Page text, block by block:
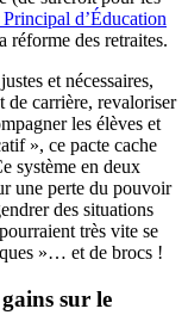
d’Éducation
réforme des retraites.
et nécessaires,
de carrière, revaloriser
les élèves et
», ce pacte cache
système en deux
une perte du pouvoir
des situations
très vite se
»… et de brocs !
sur le